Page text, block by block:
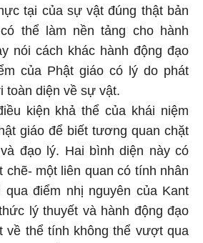
tại của sự vật đúng thật bản
thể làm nền tảng cho hành
nói cách khác hành động đạo
của Phật giáo có lý do phát
toàn diện về sự vật.
kiện khả thể của khái niệm
giáo để biết tương quan chặt
đạo lý. Hai bình diện này có
chẽ- một liên quan có tính nhân
điểm nhị nguyên của Kant
lý thuyết và hành động đạo
về thể tính không thể vượt qua